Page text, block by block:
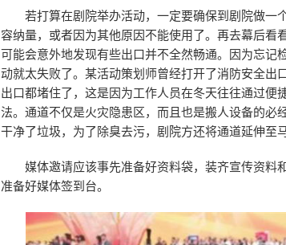
若打算在剧院举办活动，一定要确保到剧院做一
容纳量，或者因为其他原因不能使用了。再去幕后看
可能会意外地发现有些出口并不全然畅通。因为忘记
动就太失败了。某活动策划师曾经打开了消防安全出
出口都堵住了，这是因为工作人员在冬天往往通过便
法。通道不仅是火灾隐患区，而且也是搬人设备的必
干净了垃圾，为了除臭去污，剧院方还将通道延伸至
媒体邀请应该事先准备好资料袋，装齐宣传资料
准备好媒体签到台。